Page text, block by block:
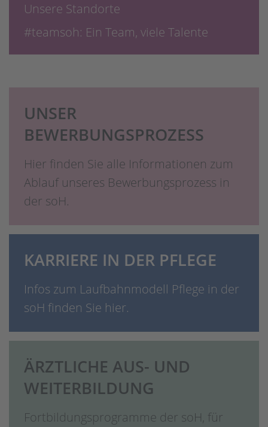
Unsere Standorte
#teamsoh: Ein Team, viele Talente
UNSER
BEWERBUNGSPROZESS
Hier finden Sie alle Informationen zum
Ablauf unseres Bewerbungsprozess in
der soH.
KARRIERE IN DER PFLEGE
Infos zum Laufbahnmodell Pflege in der
soH finden Sie hier.
ÄRZTLICHE AUS- UND
WEITERBILDUNG
Fortbildungsprogramme der soH, für